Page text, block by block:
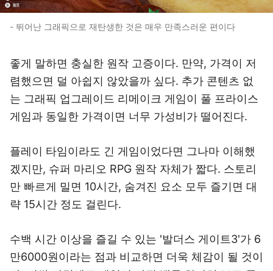
- 뛰어난 그래픽으로 재탄생한 것은 매우 만족스러운 편이다
좋게 말하면 충실한 원작 고증이다. 만약, 가격이 저
렴했으면 덜 아쉽지 않았을까 싶다. 추가 콘텐츠 없
는 그래픽 업그레이드 리메이크 게임이 풀 프라이스
게임과 동일한 가격이면 너무 가성비가 떨어진다.
플레이 타임이라도 긴 게임이었다면 그나마 이해했
겠지만, 슈퍼 마리오 RPG 원작 자체가 짧다. 스토리
만 빠르게 밀면 10시간, 숨겨진 요소 모두 즐기면 대
략 15시간 정도 걸린다.
수백 시간 이상을 즐길 수 있는 '발더스 게이트3'가 6
만6000원이라는 점과 비교하면 더욱 체감이 될 것이